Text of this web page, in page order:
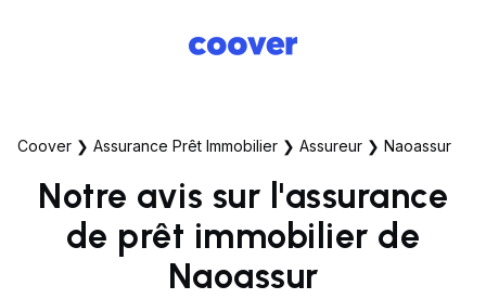
Coover ❯ Assurance Prêt Immobilier ❯ Assureur ❯ Naoassur
Notre avis sur l'assurance
de prêt immobilier de
Naoassur